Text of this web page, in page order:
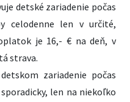
detské zariadenie počas
celodenne len v určité,
je 16,- € na deň, v
strava.
zariadenie počas
len na niekoľko